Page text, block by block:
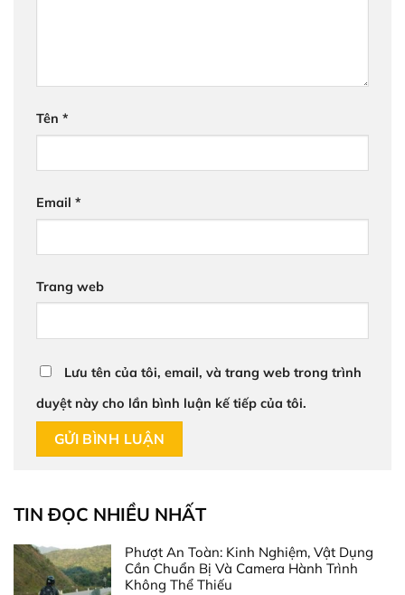
Tên *
Email *
Trang web
Lưu tên của tôi, email, và trang web trong trình
duyệt này cho lần bình luận kế tiếp của tôi.
TIN ĐỌC NHIỀU NHẤT
Phượt An Toàn: Kinh Nghiệm, Vật Dụng
Cần Chuẩn Bị Và Camera Hành Trình
Không Thể Thiếu